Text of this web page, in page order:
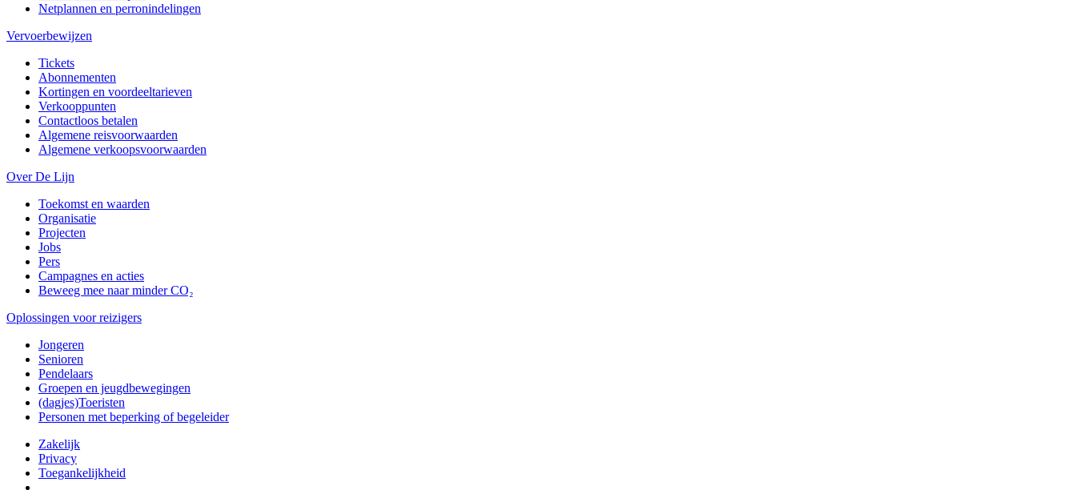
Netplannen en perronindelingen
Vervoerbewijzen
Tickets
Abonnementen
Kortingen en voordeeltarieven
Verkooppunten
Contactloos betalen
Algemene reisvoorwaarden
Algemene verkoopsvoorwaarden
Over De Lijn
Toekomst en waarden
Organisatie
Projecten
Jobs
Pers
Campagnes en acties
Beweeg mee naar minder CO₂
Oplossingen voor reizigers
Jongeren
Senioren
Pendelaars
Groepen en jeugdbewegingen
(dagjes)Toeristen
Personen met beperking of begeleider
Zakelijk
Privacy
Toegankelijkheid